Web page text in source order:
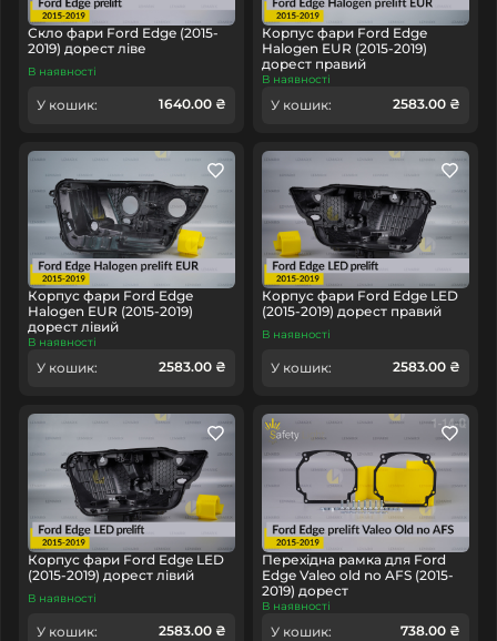
Скло фари Ford Edge (2015-
2019) дорест ліве
В наявності
У кошик: 1640.00 ₴
Корпус фари Ford Edge
Halogen EUR (2015-2019)
дорест правий
В наявності
У кошик: 2583.00 ₴
Корпус фари Ford Edge
Halogen EUR (2015-2019)
дорест лівий
В наявності
У кошик: 2583.00 ₴
Корпус фари Ford Edge LED
(2015-2019) дорест правий
В наявності
У кошик: 2583.00 ₴
Корпус фари Ford Edge LED
(2015-2019) дорест лівий
В наявності
У кошик: 2583.00 ₴
Перехідна рамка для Ford
Edge Valeo old no AFS (2015-
2019) дорест
В наявності
У кошик: 738.00 ₴